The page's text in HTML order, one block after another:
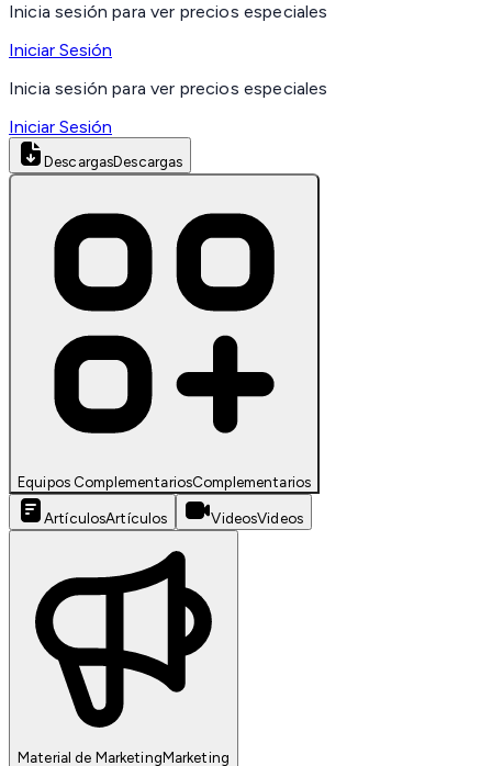
Inicia sesión para ver precios especiales
Iniciar Sesión
Inicia sesión para ver precios especiales
Iniciar Sesión
DescargasDescargas
Equipos ComplementariosComplementarios
ArtículosArtículos VideosVideos
Material de MarketingMarketing